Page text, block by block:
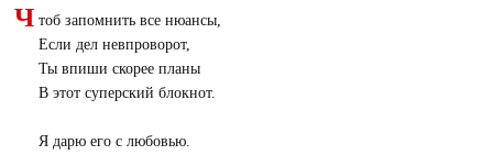
Ч тоб запомнить все нюансы,
Если дел невпроворот,
Ты впиши скорее планы
В этот суперский блокнот.
Я дарю его с любовью.